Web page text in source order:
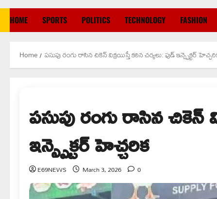
HOME SPORTS POLITICS TECHNOLOGY FASHION
Home పసుపు రంగు రాసిన చికెన్ విక్రయిస్తే కఠిన చర్యలు: ఫుడ్ ఇన్స్పెక్టర్
పసుపు రంగు రాసిన చికెన్
ఇన్స్పెక్టర్ హెచ్చరిక
E69NEWS March 3, 2026 0